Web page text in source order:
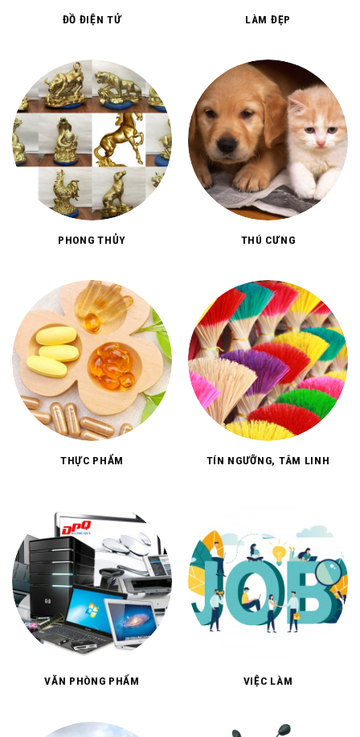
ĐỒ ĐIỆN TỬ LÀM ĐẸP
PHONG THỦY THÚ CƯNG
THỰC PHẨM TÍN NGƯỠNG, TÂM LINH
VĂN PHÒNG PHẨM VIỆC LÀM